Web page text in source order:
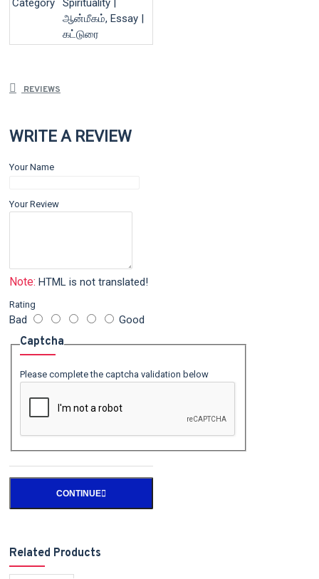
ஆன்மீகம், Essay |
கட்டுரை
REVIEWS
WRITE A REVIEW
Your Name
Your Review
Note: HTML is not translated!
Rating
Bad Good
Captcha
Please complete the captcha validation below
CONTINUE
Related Products